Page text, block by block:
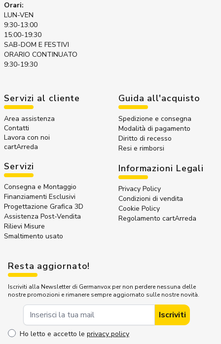
Orari:
LUN-VEN
9:30-13:00
15:00-19:30
SAB-DOM E FESTIVI
ORARIO CONTINUATO
9:30-19:30
Servizi al cliente
Area assistenza
Contatti
Lavora con noi
cartArreda
Servizi
Consegna e Montaggio
Finanziamenti Esclusivi
Progettazione Grafica 3D
Assistenza Post-Vendita
Rilievi Misure
Smaltimento usato
Guida all'acquisto
Spedizione e consegna
Modalità di pagamento
Diritto di recesso
Resi e rimborsi
Informazioni Legali
Privacy Policy
Condizioni di vendita
Cookie Policy
Regolamento cartArreda
Resta aggiornato!
Iscriviti alla Newsletter di Germanvox per non perdere nessuna delle
nostre promozioni e rimanere sempre aggiornato sulle nostre novità.
Iscriviti
Ho letto e accetto le privacy policy